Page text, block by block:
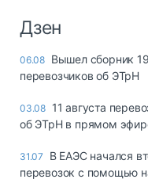
Дзен
06.08 Вышел сборник
перевозчиков об ЭТрН
03.08 11 августа
об ЭТрН в прямом
31.07
В ЕАЭС начался
перевозок с помощью